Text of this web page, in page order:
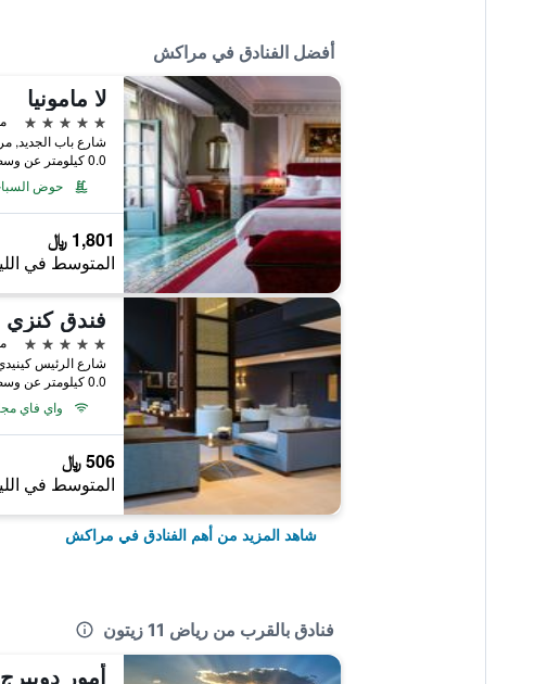
أفضل الفنادق في مراكش
لا مامونيا
5 نجوم
شارع باب الجديد,
0.0 كيلومتر عن وسط المدينة
حوض
1,801 ﷼
المتوسط في
فندق
5 نجوم
شارع الرئيس
0.0 كيلومتر عن وسط المدينة
واي فاي
506 ﷼
المتوسط في
شاهد المزيد من أهم الفنادق في مراكش
فنادق بالقرب من رياض 11 زيتون
أمور